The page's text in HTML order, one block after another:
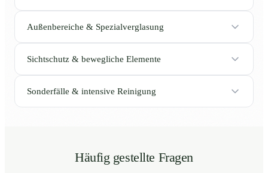
Außenbereiche & Spezialverglasung
Sichtschutz & bewegliche Elemente
Sonderfälle & intensive Reinigung
Häufig gestellte Fragen